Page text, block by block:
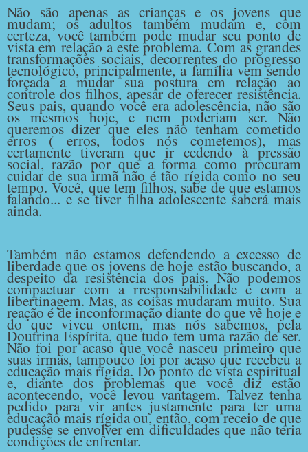
Não são apenas as crianças e os jovens que
mudam; os adultos também mudam e, com
certeza, você também pode mudar seu ponto de
vista em relação a este problema. Com as grandes
transformações sociais, decorrentes do progresso
tecnológico, principalmente, a família vem sendo
forçada a mudar sua postura em relação ao
controle dos filhos, apesar de oferecer resistência.
Seus pais, quando você era adolescência, não são
os mesmos hoje, e nem poderiam ser. Não
queremos dizer que eles não tenham cometido
erros ( erros, todos nós cometemos), mas
certamente tiveram que ir cedendo à pressão
social, razão por que a forma como procuram
cuidar de sua irmã não é tão rígida como no seu
tempo. Você, que tem filhos, sabe de que estamos
falando... e se tiver filha adolescente saberá mais
ainda.
Também não estamos defendendo a excesso de
liberdade que os jovens de hoje estão buscando, a
despeito da resistência dos pais. Não podemos
compactuar com a rresponsabilidade e com a
libertinagem. Mas, as coisas mudaram muito. Sua
reação é de inconformação diante do que vê hoje e
do que viveu ontem, mas nós sabemos, pela
Doutrina Espírita, que tudo tem uma razão de ser.
Não foi por acaso que você nasceu primeiro que
suas irmãs, tampouco foi por acaso que recebeu a
educação mais rígida. Do ponto de vista espiritual
e, diante dos problemas que você diz estão
acontecendo, você levou vantagem. Talvez tenha
pedido para vir antes justamente para ter uma
educação mais rígida ou, então, com receio de que
pudesse se envolver em dificuldades que não teria
condições de enfrentar.